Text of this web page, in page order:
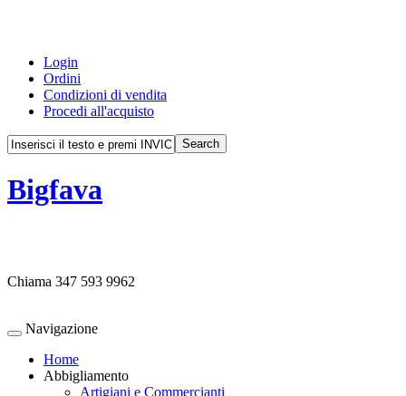
Login
Ordini
Condizioni di vendita
Procedi all'acquisto
Bigfava
Chiama 347 593 9962
Navigazione
Home
Abbigliamento
Artigiani e Commercianti